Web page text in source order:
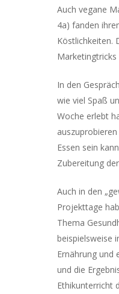
Auch vegane
4a) fanden
Köstlichkeiten.
In den
wie viel Spaß
Woche erlebt
Essen sein
Zubereitung
Auch in den
Projekttage
Thema
beispielsweise
Ernährung und
und die
Ethikunterricht